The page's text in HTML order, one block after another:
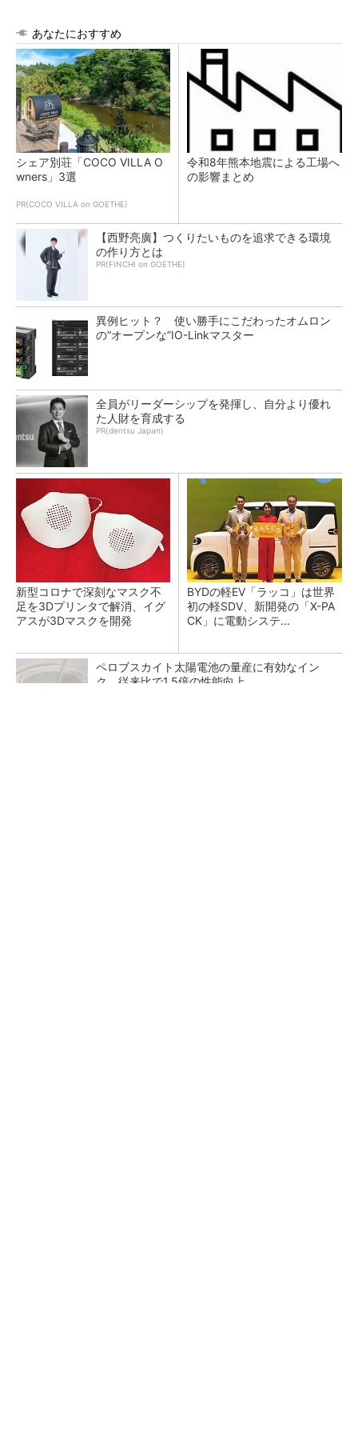
あなたにおすすめ
シェア別荘「COCO VILLA O
wners」3選
PR(COCO VILLA on GOETHE)
令和8年熊本地震による工場へ
の影響まとめ
【西野亮廣】つくりたいものを追求できる環境
の作り方とは
PR(FINCHI on GOETHE)
異例ヒット？ 使い勝手にこだわったオムロン
の“オープンな”IO-Linkマスター
全員がリーダーシップを発揮し、自分より優れ
た人財を育成する
PR(dentsu Japan)
新型コロナで深刻なマスク不
足を3Dプリンタで解消、イグ
アスが3Dマスクを開発
BYDの軽EV「ラッコ」は世界
初の軽SDV、新開発の「X-PA
CK」に電動システ...
ペロブスカイト太陽電池の量産に有効なイン
ク、従来比で1.5倍の性能向上